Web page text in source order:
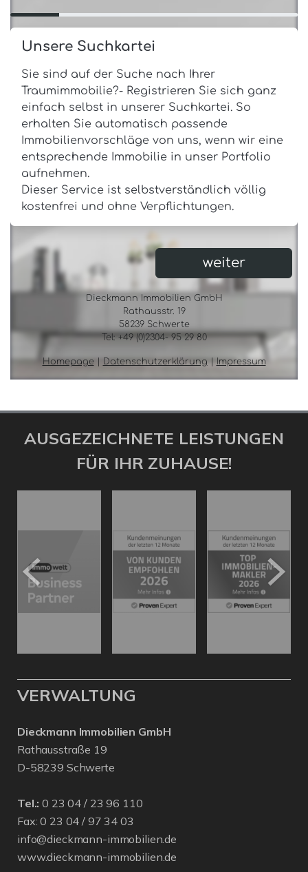
AUSGEZEICHNETE LEISTUNGEN
FÜR IHR ZUHAUSE!
VERWALTUNG
Dieckmann Immobilien GmbH
Rathausstraße 19
D-58239 Schwerte
Tel.: 0 23 04 / 23 96 110
Fax: 0 23 04 / 97 34 03
info@dieckmann-immobilien.de
www.dieckmann-immobilien.de